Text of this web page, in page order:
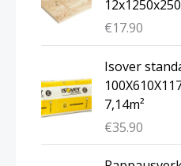
€17.90
Isover
7,14m²
€35.90